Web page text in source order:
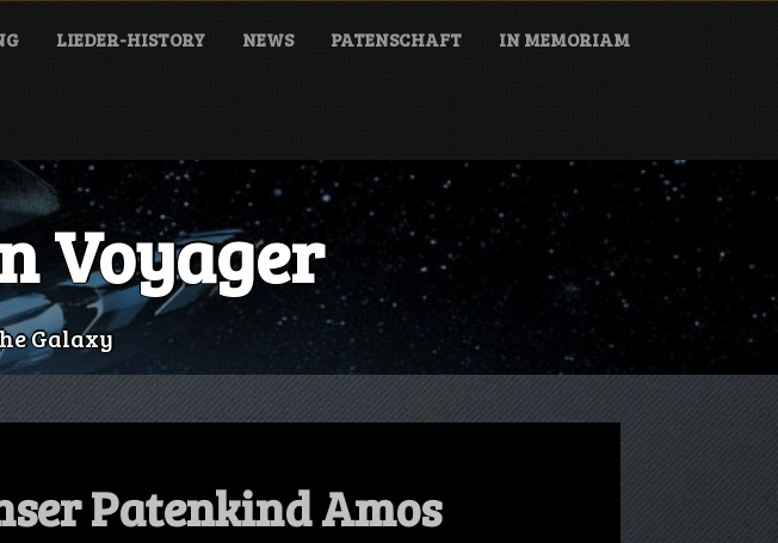
LIEDER-HISTORY NEWS PATENSCHAFT IN MEMORIAM
Voyager
Galaxy
Patenkind Amos